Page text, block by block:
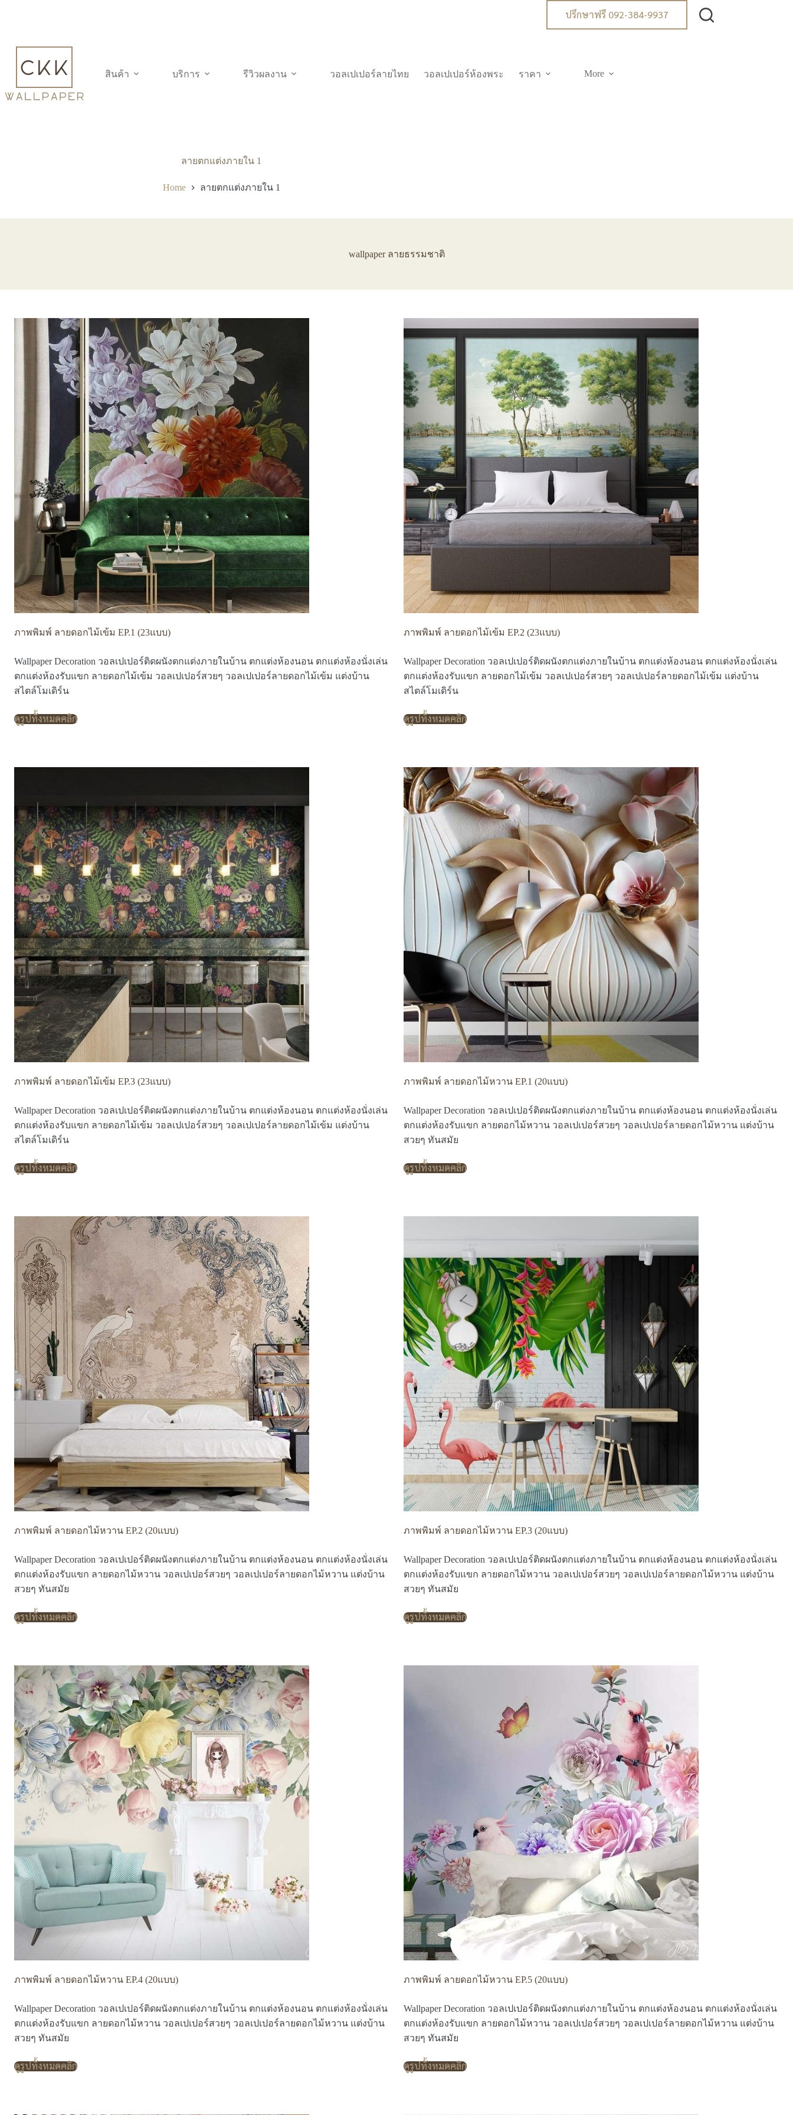
ปรึกษาฟรี 092-384-9937
สินค้า บริการ รีวิวผลงาน วอลเปเปอร์ลายไทย วอลเปเปอร์ห้องพระ ราคา More
ลายตกแต่งภายใน 1
Home ลายตกแต่งภายใน 1
wallpaper ลายธรรมชาติ
ภาพพิมพ์ ลายดอกไม้เข้ม EP.1 (23แบบ)
Wallpaper Decoration วอลเปเปอร์ติดผนังตกแต่งภายในบ้าน ตกแต่งห้องนอน ตกแต่งห้องนั่งเล่น
ตกแต่งห้องรับแขก ลายดอกไม้เข้ม วอลเปเปอร์สวยๆ วอลเปเปอร์ลายดอกไม้เข้ม แต่งบ้าน
สไตล์โมเดิร์น
ดูรูปทั้งหมดคลิก
ภาพพิมพ์ ลายดอกไม้เข้ม EP.2 (23แบบ)
Wallpaper Decoration วอลเปเปอร์ติดผนังตกแต่งภายในบ้าน ตกแต่งห้องนอน ตกแต่งห้องนั่งเล่น
ตกแต่งห้องรับแขก ลายดอกไม้เข้ม วอลเปเปอร์สวยๆ วอลเปเปอร์ลายดอกไม้เข้ม แต่งบ้าน
สไตล์โมเดิร์น
ดูรูปทั้งหมดคลิก
ภาพพิมพ์ ลายดอกไม้เข้ม EP.3 (23แบบ)
Wallpaper Decoration วอลเปเปอร์ติดผนังตกแต่งภายในบ้าน ตกแต่งห้องนอน ตกแต่งห้องนั่งเล่น
ตกแต่งห้องรับแขก ลายดอกไม้เข้ม วอลเปเปอร์สวยๆ วอลเปเปอร์ลายดอกไม้เข้ม แต่งบ้าน
สไตล์โมเดิร์น
ดูรูปทั้งหมดคลิก
ภาพพิมพ์ ลายดอกไม้หวาน EP.1 (20แบบ)
Wallpaper Decoration วอลเปเปอร์ติดผนังตกแต่งภายในบ้าน ตกแต่งห้องนอน ตกแต่งห้องนั่งเล่น
ตกแต่งห้องรับแขก ลายดอกไม้หวาน วอลเปเปอร์สวยๆ วอลเปเปอร์ลายดอกไม้หวาน แต่งบ้าน
สวยๆ ทันสมัย
ดูรูปทั้งหมดคลิก
ภาพพิมพ์ ลายดอกไม้หวาน EP.2 (20แบบ)
Wallpaper Decoration วอลเปเปอร์ติดผนังตกแต่งภายในบ้าน ตกแต่งห้องนอน ตกแต่งห้องนั่งเล่น
ตกแต่งห้องรับแขก ลายดอกไม้หวาน วอลเปเปอร์สวยๆ วอลเปเปอร์ลายดอกไม้หวาน แต่งบ้าน
สวยๆ ทันสมัย
ดูรูปทั้งหมดคลิก
ภาพพิมพ์ ลายดอกไม้หวาน EP.3 (20แบบ)
Wallpaper Decoration วอลเปเปอร์ติดผนังตกแต่งภายในบ้าน ตกแต่งห้องนอน ตกแต่งห้องนั่งเล่น
ตกแต่งห้องรับแขก ลายดอกไม้หวาน วอลเปเปอร์สวยๆ วอลเปเปอร์ลายดอกไม้หวาน แต่งบ้าน
สวยๆ ทันสมัย
ดูรูปทั้งหมดคลิก
ภาพพิมพ์ ลายดอกไม้หวาน EP.4 (20แบบ)
Wallpaper Decoration วอลเปเปอร์ติดผนังตกแต่งภายในบ้าน ตกแต่งห้องนอน ตกแต่งห้องนั่งเล่น
ตกแต่งห้องรับแขก ลายดอกไม้หวาน วอลเปเปอร์สวยๆ วอลเปเปอร์ลายดอกไม้หวาน แต่งบ้าน
สวยๆ ทันสมัย
ดูรูปทั้งหมดคลิก
ภาพพิมพ์ ลายดอกไม้หวาน EP.5 (20แบบ)
Wallpaper Decoration วอลเปเปอร์ติดผนังตกแต่งภายในบ้าน ตกแต่งห้องนอน ตกแต่งห้องนั่งเล่น
ตกแต่งห้องรับแขก ลายดอกไม้หวาน วอลเปเปอร์สวยๆ วอลเปเปอร์ลายดอกไม้หวาน แต่งบ้าน
สวยๆ ทันสมัย
ดูรูปทั้งหมดคลิก